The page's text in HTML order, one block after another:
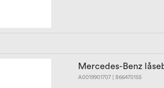
Mercedes-Benz
A0019901707 | B66470155